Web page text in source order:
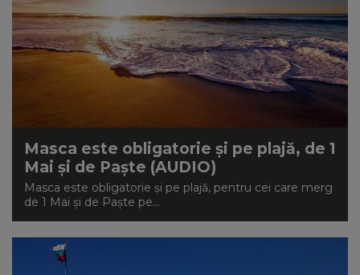
Masca este obligatorie şi pe plajă, de 1
Mai şi de Paşte (AUDIO)
Masca este obligatorie şi pe plajă, pentru cei care merg
de 1 Mai şi de Paşte pe...